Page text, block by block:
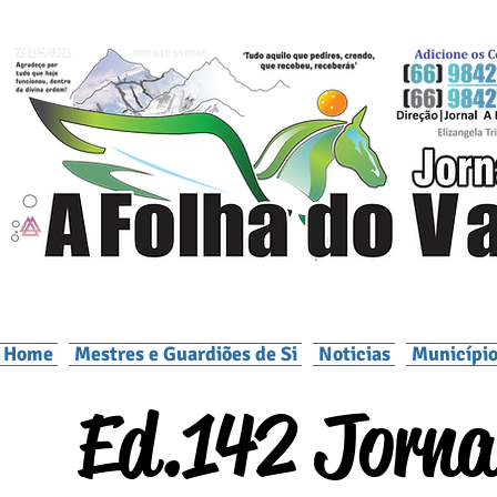
Home Mestres e Guardiões de Si Noticias
Ed.142